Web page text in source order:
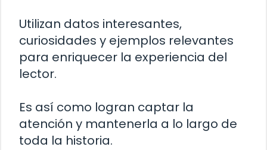
Utilizan datos interesantes,
curiosidades y ejemplos relevantes
para enriquecer la experiencia del
lector.
Es así como logran captar la
atención y mantenerla a lo largo de
toda la historia.